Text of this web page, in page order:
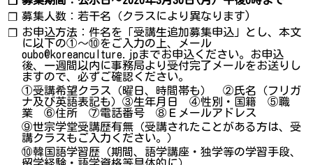
❐ 募集人数：若干名（クラスにより異なります)
❐
お申込方法：件名を「受講生追加募集申込」とし、本文
に以下の①～⑩をご入力の上、メール
oubo@koreanculture.jpまでお申込ください。お申込
後、一週間以内に事務局より受付完了メールをお送りし
ますので、必ずご確認ください。
①受講希望クラス（曜日、時間帯も） ②氏名（フリガ
ナ及び英語表記も）③生年月日 ④性別・国籍 ⑤職
業 ⑥住所 ⑦電話番号 ⑧Ｅメールアドレス
⑨世宗学堂受講歴有無（受講されたことがある方は、受
講クラスもご入力ください。）
⑩韓国語学習歴（期間、語学講座・独学等の学習手段、